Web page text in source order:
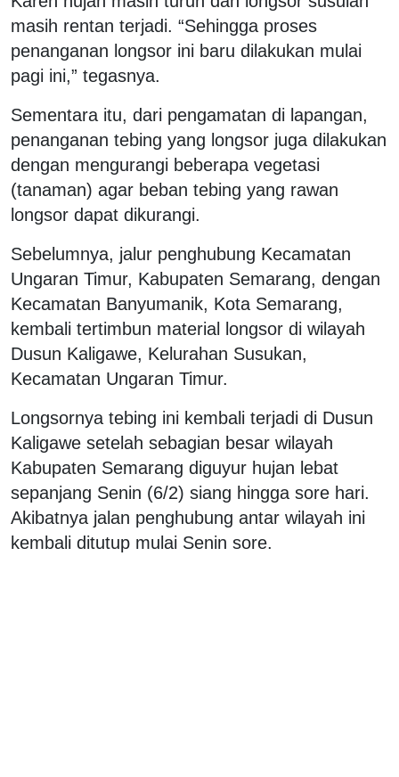
masih rentan terjadi. “Sehingga proses
penanganan longsor ini baru dilakukan mulai
pagi ini,” tegasnya.
Sementara itu, dari pengamatan di lapangan,
penanganan tebing yang longsor juga dilakukan
dengan mengurangi beberapa vegetasi
(tanaman) agar beban tebing yang rawan
longsor dapat dikurangi.
Sebelumnya, jalur penghubung Kecamatan
Ungaran Timur, Kabupaten Semarang, dengan
Kecamatan Banyumanik, Kota Semarang,
kembali tertimbun material longsor di wilayah
Dusun Kaligawe, Kelurahan Susukan,
Kecamatan Ungaran Timur.
Longsornya tebing ini kembali terjadi di Dusun
Kaligawe setelah sebagian besar wilayah
Kabupaten Semarang diguyur hujan lebat
sepanjang Senin (6/2) siang hingga sore hari.
Akibatnya jalan penghubung antar wilayah ini
kembali ditutup mulai Senin sore.